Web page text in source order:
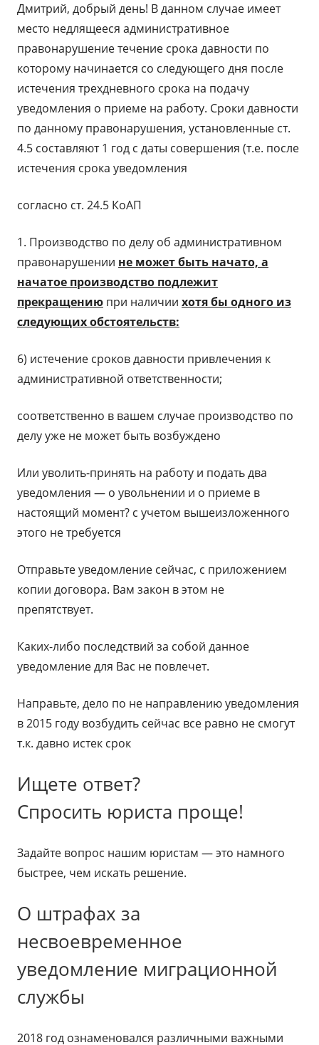
Дмитрий, добрый день! В данном случае имеет
место недлящееся административное
правонарушение течение срока давности по
которому начинается со следующего дня после
истечения трехдневного срока на подачу
уведомления о приеме на работу. Сроки давности
по данному правонарушения, установленные ст.
4.5 составляют 1 год с даты совершения (т.е. после
истечения срока уведомления
согласно ст. 24.5 КоАП
1. Производство по делу об административном
правонарушении не может быть начато, а
начатое производство подлежит
прекращению при наличии хотя бы одного из
следующих обстоятельств:
6) истечение сроков давности привлечения к
административной ответственности;
соответственно в вашем случае производство по
делу уже не может быть возбуждено
Или уволить-принять на работу и подать два
уведомления — о увольнении и о приеме в
настоящий момент? с учетом вышеизложенного
этого не требуется
Отправьте уведомление сейчас, с приложением
копии договора. Вам закон в этом не
препятствует.
Каких-либо последствий за собой данное
уведомление для Вас не повлечет.
Направьте, дело по не направлению уведомления
в 2015 году возбудить сейчас все равно не смогут
т.к. давно истек срок
Ищете ответ?
Спросить юриста проще!
Задайте вопрос нашим юристам — это намного
быстрее, чем искать решение.
О штрафах за
несвоевременное
уведомление миграционной
службы
2018 год ознаменовался различными важными